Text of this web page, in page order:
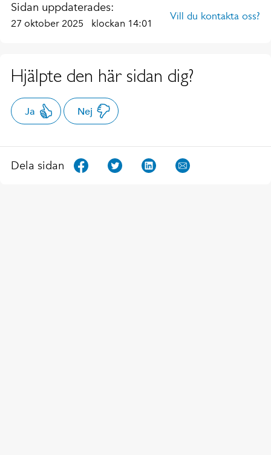
Sidan uppdaterades:
27 oktober 2025 klockan 14:01
Vill du kontakta oss?
Hjälpte den här sidan dig?
Ja Nej
Dela sidan